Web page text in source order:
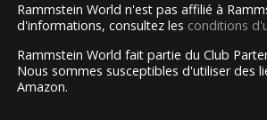
Rammstein World n'est pas affilié à
d'informations, consultez les conditions
Rammstein World fait partie du Club
Nous sommes susceptibles d'utiliser des
Amazon.